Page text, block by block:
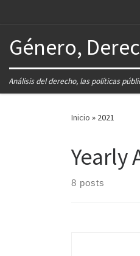
Género,
Análisis del derecho, las políticas
Inicio » 2021
Yearly
8 posts